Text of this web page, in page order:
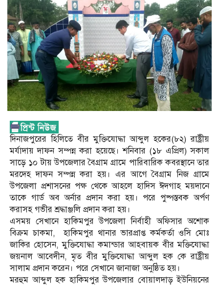
দিনাজপুরের হিলিতে বীর মুক্তিযোদ্ধা আব্দুল হকের(৮২) রাষ্ট্রীয়
মর্যাদায় দাফন সম্পন্ন করা হয়েছে। শনিবার (১৮ এপ্রিল) সকাল
সাড়ে ১০ টায় উপজেলার বৈগ্রাম গ্রামে পারিবারিক কবরস্থানে তার
মরদেহ দাফন সম্পন্ন করা হয়। এর আগে বৈগ্রাম নিজ গ্রামে
উপজেলা প্রশাসনের পক্ষ থেকে আহলে হাদিস ঈদগাহ ময়দানে
তাকে গার্ড অব অর্নার প্রদান করা হয়। পরে পুষ্পস্তবক অর্পণ
করাসহ গভীর শ্রদ্ধাঞ্জলি প্রদান করা হয়।
এসময় সেখানে হাকিমপুর উপজেলা নির্বাহী অফিসার অশোক
বিক্রম চাকমা, হাকিমপুর থানার ভারপ্রাপ্ত কর্মকর্তা ওসি মোঃ
জাকির হোসেন, মুক্তিযোদ্ধা কমান্ডার আহবায়ক বীর মক্তিযোদ্ধা
জয়নাল আবেদীন, মৃত বীর মুক্তিযোদ্ধা আব্দুল হক কে রাষ্ট্রীয়
সালাম প্রদান করেন। পরে সেখানে জানাজা অনুষ্ঠিত হয়।
মরহুম আব্দুল হক হাকিমপুর উপজেলার বোয়ালদাড় ইউনিয়নের